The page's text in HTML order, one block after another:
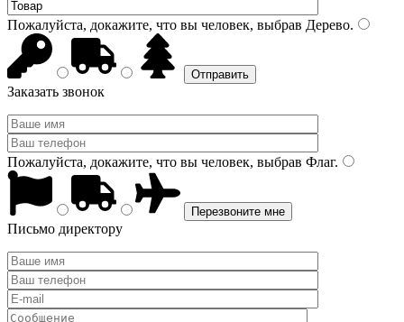
Пожалуйста, докажите, что вы человек, выбрав Дерево.
Заказать звонок
Пожалуйста, докажите, что вы человек, выбрав Флаг.
Письмо директору